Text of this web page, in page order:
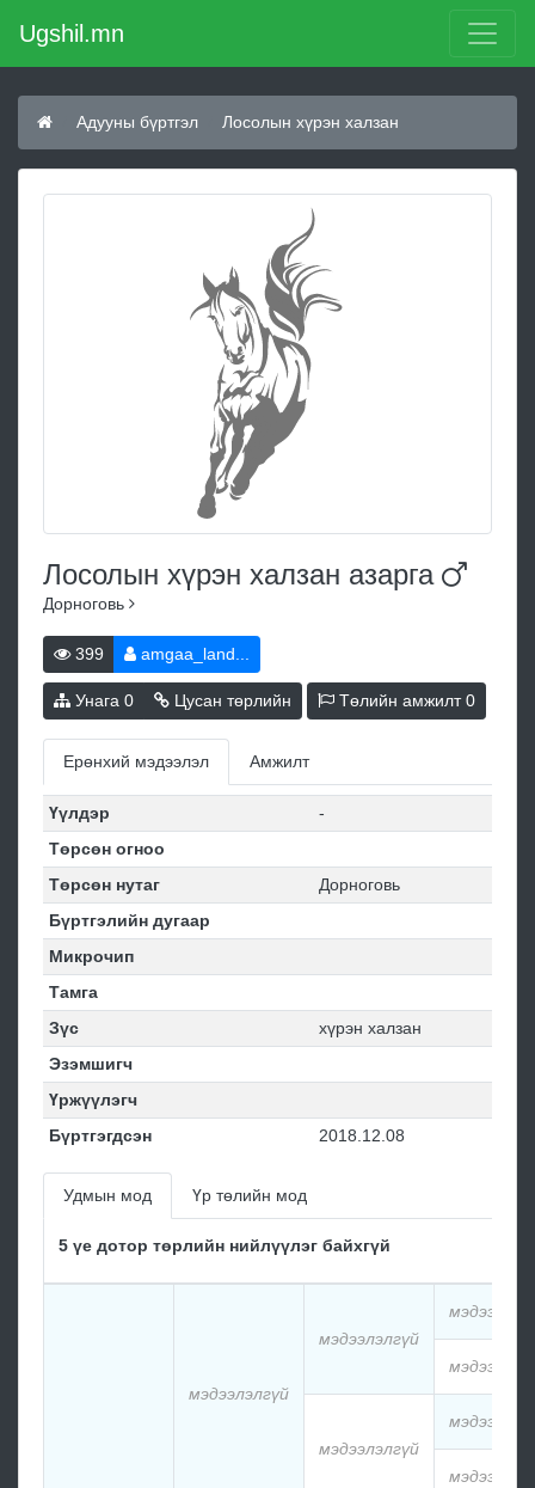
Ugshil.mn
Адууны бүртгэл Лосолын хүрэн халзан
Лосолын хүрэн халзан азарга
Дорноговь
399 amgaa_land...
Унага 0 Цусан төрлийн Төлийн амжилт0
Ерөнхий мэдээлэл Амжилт
Үүлдэр
-
Төрсөн огноо
Төрсөн нутаг
Дорноговь
Бүртгэлийн дугаар
Микрочип
Тамга
Зүс
хүрэн халзан
Эзэмшигч
Үржүүлэгч
Бүртгэгдсэн
2018.12.08
Удмын мод Үр төлийн мод
5 үе дотор төрлийн нийлүүлэг байхгүй
мэдээлэлгүй
мэдээлэлгүй
мэдээлэлгүй